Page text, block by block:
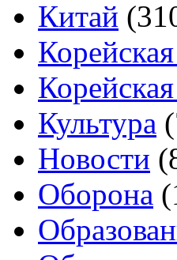
Китай
Культура
Новости
Оборона